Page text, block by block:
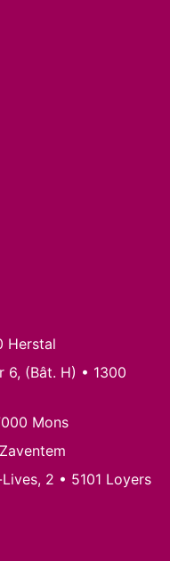
Herstal
6, (Bât. H) • 1300
Mons
2 • 5101 Loyers